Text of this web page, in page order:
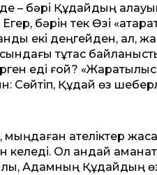
– бәрі Құдайдың
бәрін тек Өзі
екі деңгейден, ал,
тұтас байланысты
еді ғой?
Сөйтіп, Құдай өз
қателіктер
келеді. Ол қандай
Адамның Құдайдың